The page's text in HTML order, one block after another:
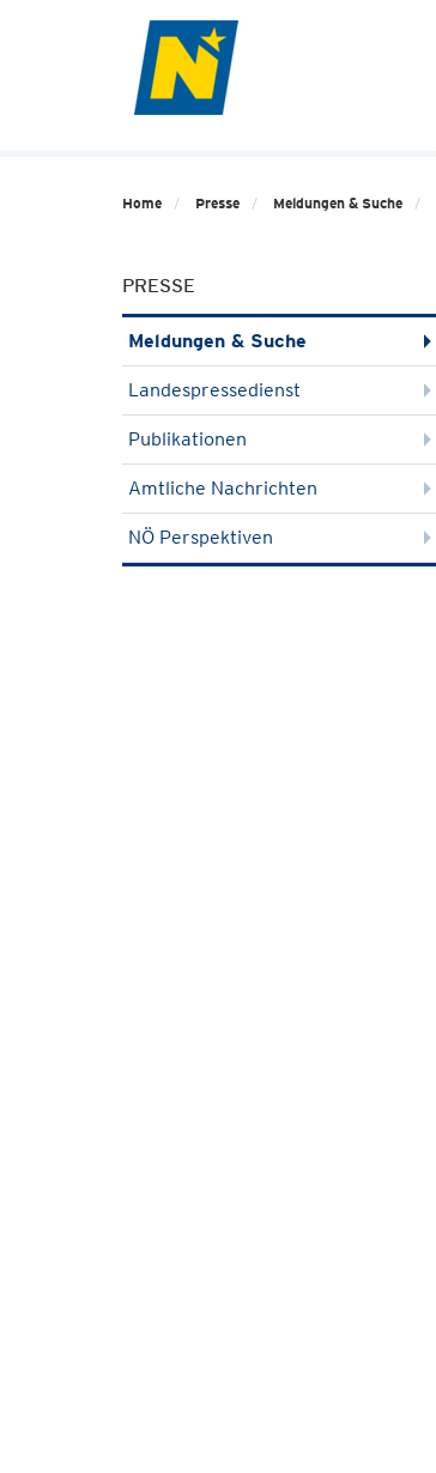
Home Presse Meldungen & Suche
PRESSE
Meldungen & Suche
Landespressedienst
Publikationen
Amtliche Nachrichten
NÖ Perspektiven